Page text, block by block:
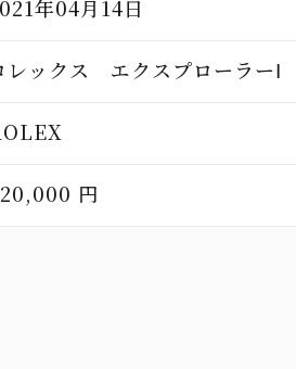
年04月14日
レックス エクスプローラーⅠ
円